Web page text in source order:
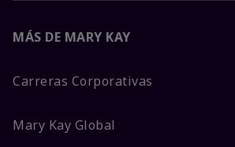
MÁS DE MARY KAY
Carreras Corporativas
Mary Kay Global